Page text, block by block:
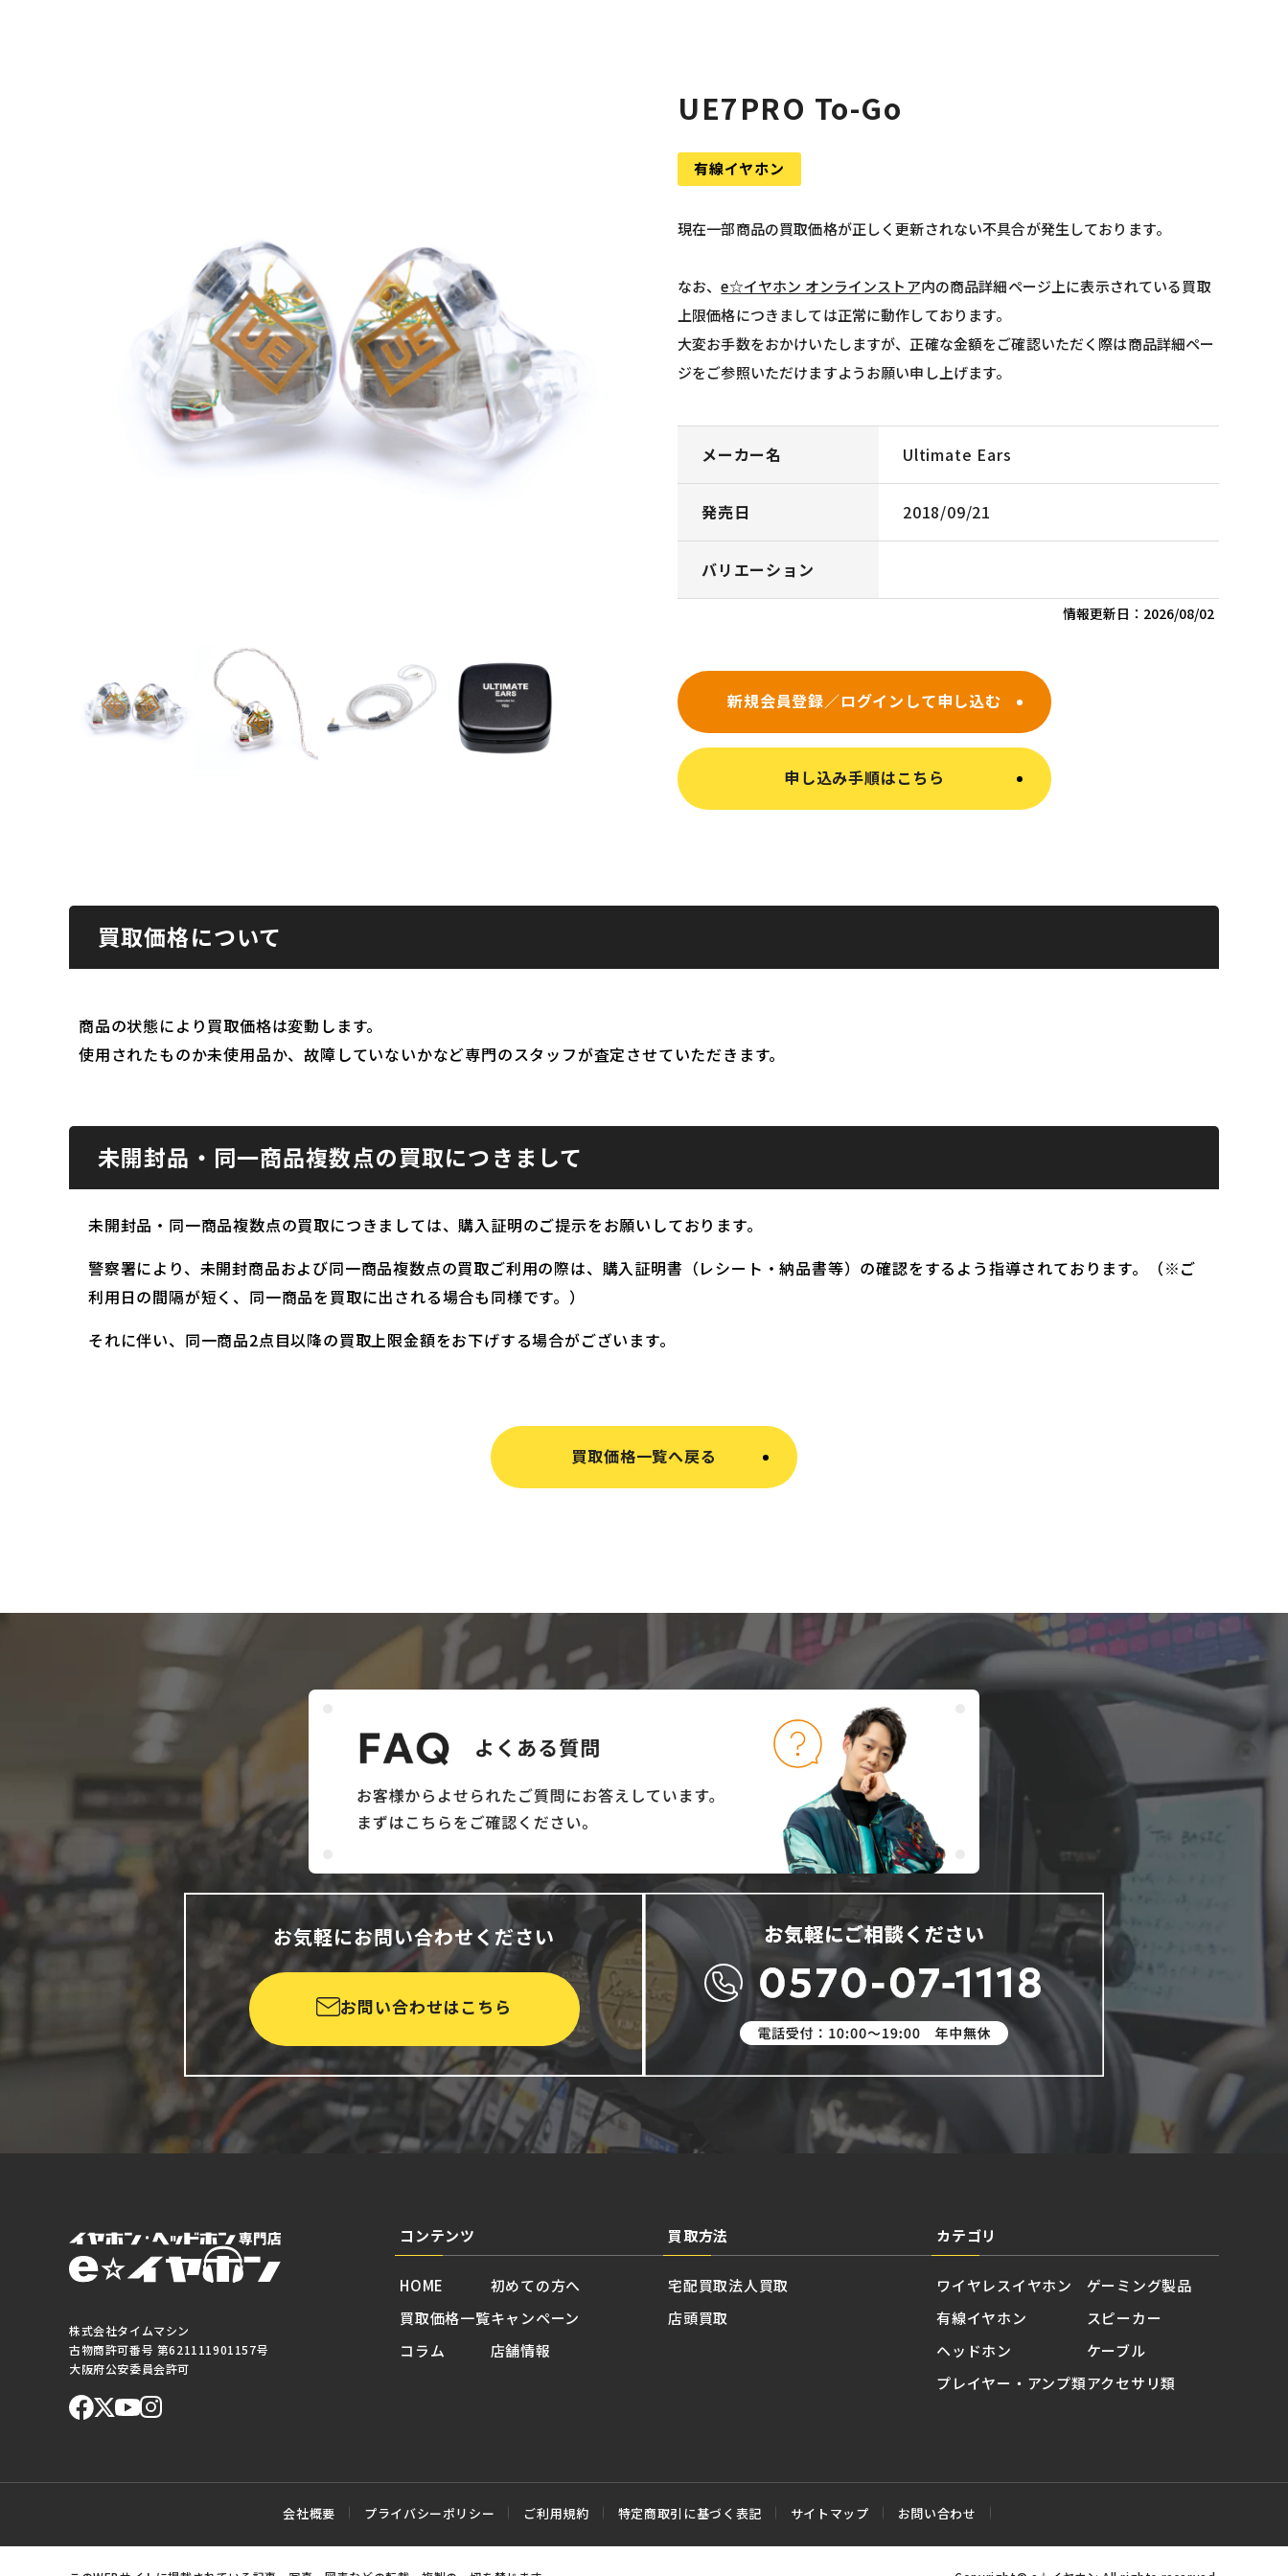
UE7PRO To-Go
有線イヤホン
現在一部商品の買取価格が正しく更新されない不具合が発生しております。
なお、e☆イヤホン オンラインストア内の商品詳細ページ上に表示されている買取
上限価格につきましては正常に動作しております。
大変お手数をおかけいたしますが、正確な金額をご確認いただく際は商品詳細ペー
ジをご参照いただけますようお願い申し上げます。
メーカー名 Ultimate Ears
発売日 2018/09/21
バリエーション
情報更新日： 2026/08/02
新規会員登録／ログインして申し込む
申し込み手順はこちら
買取価格について
商品の状態により買取価格は変動します。
使用されたものか未使用品か、故障していないかなど専門のスタッフが査定させていただきます。
未開封品・同一商品複数点の買取につきまして
未開封品・同一商品複数点の買取につきましては、購入証明のご提示をお願いしております。
警察署により、未開封商品および同一商品複数点の買取ご利用の際は、購入証明書（レシート・納品書等）の確認をするよう指導されております。（※ご
利用日の間隔が短く、同一商品を買取に出される場合も同様です。）
それに伴い、同一商品2点目以降の買取上限金額をお下げする場合がございます。
買取価格一覧へ戻る
お気軽にお問い合わせください
お問い合わせはこちら
株式会社タイムマシン
古物商許可番号 第621111901157号
大阪府公安委員会許可
コンテンツ
HOME
買取価格一覧
コラム
初めての方へ
キャンペーン
店舗情報
買取方法
宅配買取
店頭買取
法人買取
カテゴリ
ワイヤレスイヤホン
有線イヤホン
ヘッドホン
プレイヤー・アンプ類
ゲーミング製品
スピーカー
ケーブル
アクセサリ類
会社概要 プライバシーポリシー ご利用規約 特定商取引に基づく表記 サイトマップ お問い合わせ